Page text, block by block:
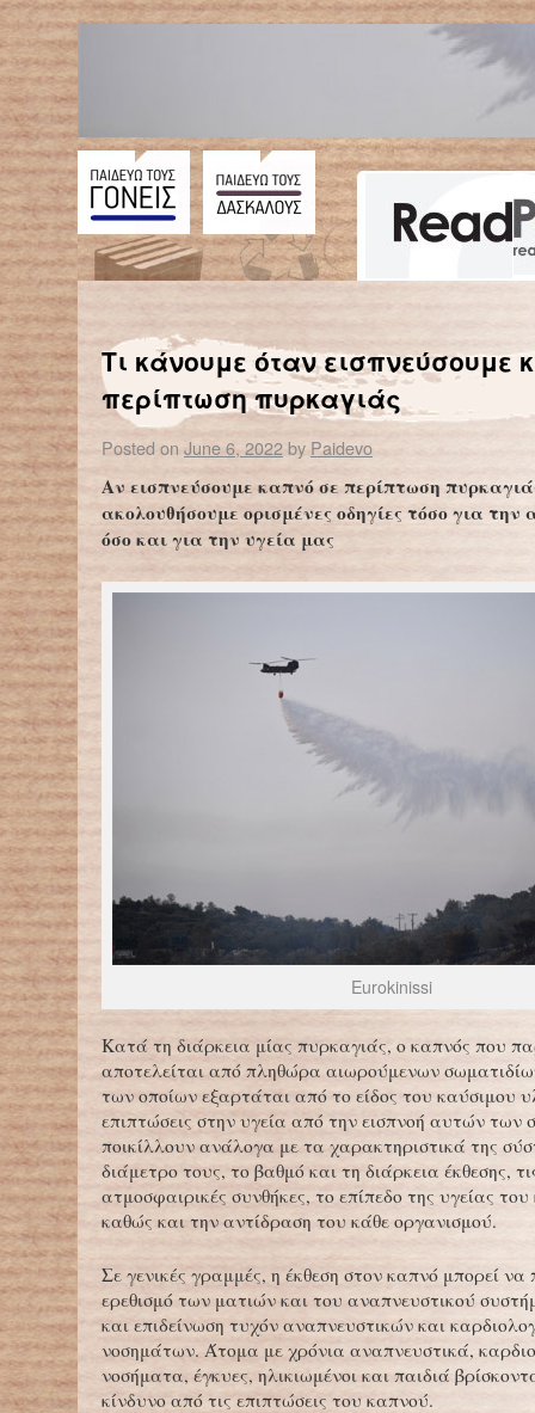
Μωβ Μέδουσα: Τι κάνετε αν σας τσιμπήσει – Ποια προϊόντα απαγοpεύονται
Τι κάνουμε όταν εισπνεύσουμε
περίπτωση πυρκαγιάς
Posted on June 6, 2022by Paidevo
Αν εισπνεύσουμε καπνό σε περίπτωση
ακολουθήσουμε ορισμένες οδηγίες τόσο για
όσο και για την υγεία μας
Eurokinissi
Κατά τη διάρκεια μίας πυρκαγιάς, ο καπνός που
αποτελείται από πληθώρα αιωρούμενων
των οποίων εξαρτάται από το είδος του καύσιμου
επιπτώσεις στην υγεία από την εισπνοή αυτών των
ποικίλλουν ανάλογα με τα χαρακτηριστικά της
διάμετρο τους, το βαθμό και τη διάρκεια έκθεσης,
ατμοσφαιρικές συνθήκες, το επίπεδο της υγείας
καθώς και την αντίδραση του κάθε οργανισμού.
Σε γενικές γραμμές, η έκθεση στον καπνό μπορεί να
ερεθισμό των ματιών και του αναπνευστικού
και επιδείνωση τυχόν αναπνευστικών και
νοσημάτων. Άτομα με χρόνια αναπνευστικά,
νοσήματα, έγκυες, ηλικιωμένοι και παιδιά
κίνδυνο από τις επιπτώσεις του καπνού.